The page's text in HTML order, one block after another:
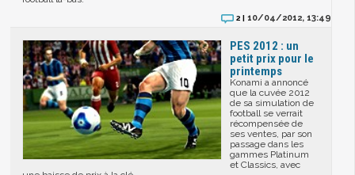
2 |10/04/2012, 13:49
PES 2012 : un
petit prix pour le
printemps
Konami a annoncé
que la cuvée 2012
de sa simulation de
football se verrait
récompensée de
ses ventes, par son
passage dans les
gammes Platinum
et Classics, avec